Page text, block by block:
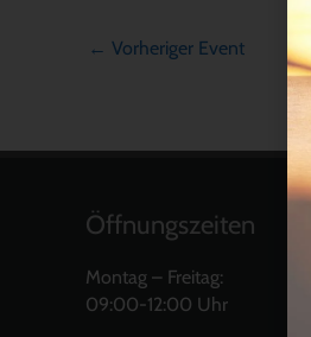
← Vorheriger Event
Öffnungszeiten
Montag – Freitag:
09:00-12:00 Uhr